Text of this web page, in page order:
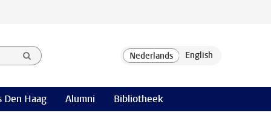
Den Haag Alumni Bibliotheek